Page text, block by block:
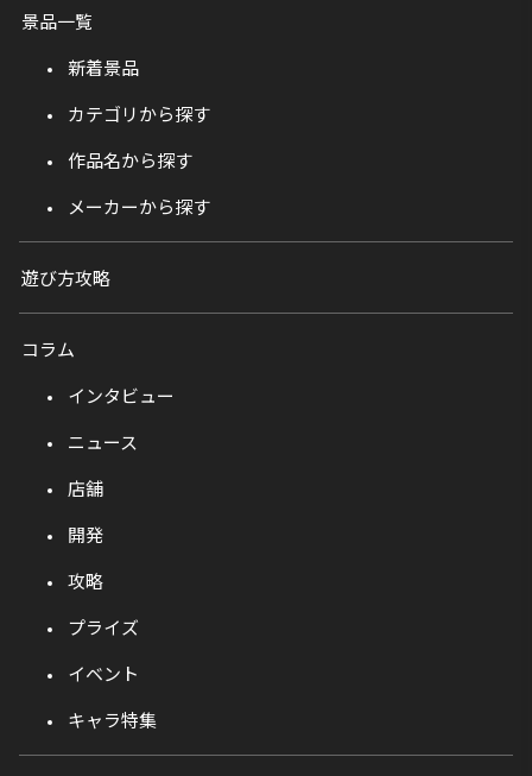
景品一覧
新着景品
カテゴリから探す
作品名から探す
メーカーから探す
遊び方攻略
コラム
インタビュー
ニュース
店舗
開発
攻略
プライズ
イベント
キャラ特集